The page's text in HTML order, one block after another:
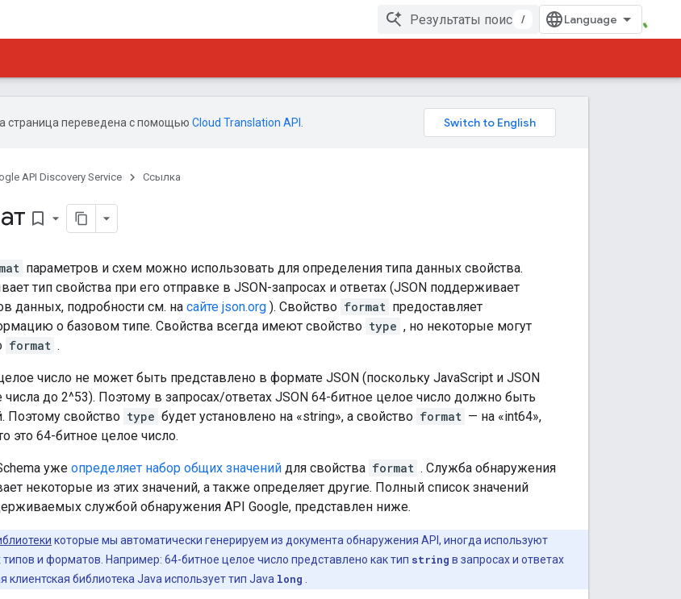
/
страница переведена с помощью Cloud Translation API
API Discovery Service Ссылка
bookmark_border
параметров и схем можно использовать для определения типа данных свойства.
тип свойства при его отправке в JSON-запросах и ответах (JSON поддерживает
данных, подробности см. на сайте json.org ). Свойство format предоставляет
о базовом типе. Свойства всегда имеют свойство type , но некоторые могут
format .
число не может быть представлено в формате JSON (поскольку JavaScript и JSON
до 2^53). Поэтому в запросах/ответах JSON 64-битное целое число должно быть
Поэтому свойство type будет установлено на «string», а свойство format — на «int64»,
это 64-битное целое число.
уже определяет набор общих значений для свойства format . Служба обнаружения
некоторые из этих значений, а также определяет другие. Полный список значений
службой обнаружения API Google, представлен ниже.
которые мы автоматически генерируем из документа обнаружения API, иногда используют
и форматов. Например: 64-битное целое число представлено как тип string в запросах и ответах
клиентская библиотека Java использует тип Java long